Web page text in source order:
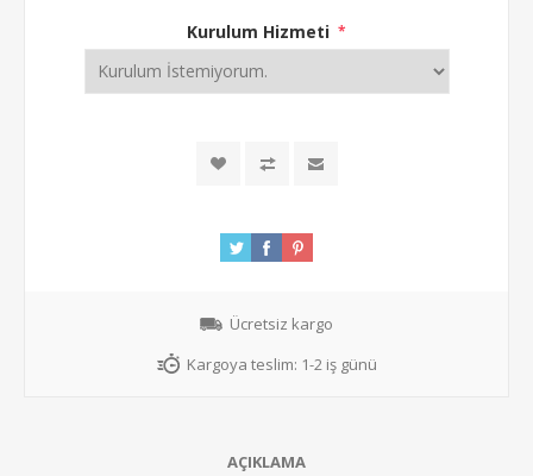
Kurulum Hizmeti *
Ücretsiz kargo
Kargoya teslim: 1-2 iş günü
AÇIKLAMA